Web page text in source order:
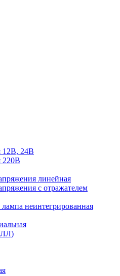
12В, 24В
220В
линейная
с отражателем
неинтегрированная